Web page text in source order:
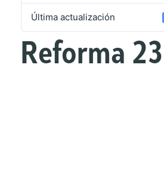
Última actualización
Reforma 23